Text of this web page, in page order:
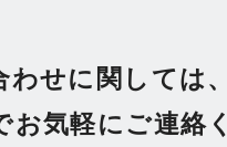
せに関しては、
お気軽にご連絡